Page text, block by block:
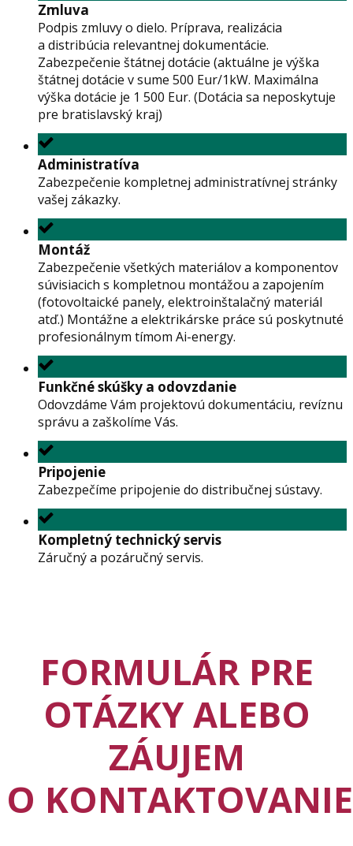
Zmluva
Podpis zmluvy o dielo. Príprava, realizácia
a distribúcia relevantnej dokumentácie.
Zabezpečenie štátnej dotácie (aktuálne je výška
štátnej dotácie v sume 500 Eur/1kW. Maximálna
výška dotácie je 1 500 Eur. (Dotácia sa neposkytuje
pre bratislavský kraj)
Administratíva
Zabezpečenie kompletnej administratívnej stránky
vašej zákazky.
Montáž
Zabezpečenie všetkých materiálov a komponentov
súvisiacich s kompletnou montážou a zapojením
(fotovoltaické panely, elektroinštalačný materiál
atď.) Montážne a elektrikárske práce sú poskytnuté
profesionálnym tímom Ai-energy.
Funkčné skúšky a odovzdanie
Odovzdáme Vám projektovú dokumentáciu, revíznu
správu a zaškolíme Vás.
Pripojenie
Zabezpečíme pripojenie do distribučnej sústavy.
Kompletný technický servis
Záručný a pozáručný servis.
FORMULÁR PRE
OTÁZKY ALEBO
ZÁUJEM
O